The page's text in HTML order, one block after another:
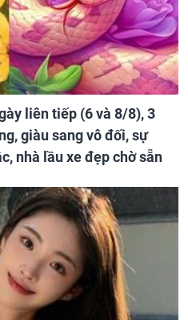
liên tiếp (6 và 8/8), 3
giàu sang vô đối, sự
nhà lầu xe đẹp chờ sẵn